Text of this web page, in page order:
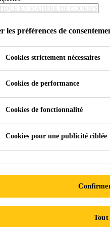
Sika Isolation / Calfeutrage
peut améliorer
EN MATIÈRE DE COOKIES
les préférences de
Cookies strictement nécessaires
Cookies de performance
Cookies de fonctionnalité
Cookies pour une publicité ciblée
Tout